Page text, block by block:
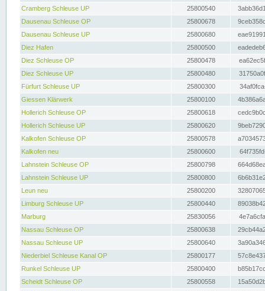
Cramberg Schleuse UP
25800540
Dausenau Schleuse OP
25800678
Dausenau Schleuse UP
25800680
Diez Hafen
25800500
Diez Schleuse OP
25800478
Diez Schleuse UP
25800480
Fürfurt Schleuse UP
25800300
Giessen Klärwerk
25800100
Hollerich Schleuse OP
25800618
Hollerich Schleuse UP
25800620
Kalkofen Schleuse OP
25800578
Kalkofen neu
25800600
Lahnstein Schleuse OP
25800798
Lahnstein Schleuse UP
25800800
Leun neu
25800200
Limburg Schleuse UP
25800440
Marburg
25830056
Nassau Schleuse OP
25800638
Nassau Schleuse UP
25800640
Niederbiel Schleuse Kanal OP
25800177
Runkel Schleuse UP
25800400
Scheidt Schleuse OP
25800558